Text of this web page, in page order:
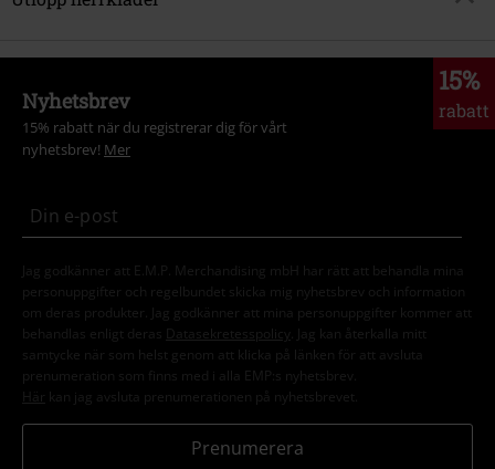
15%
rabatt
Nyhetsbrev
15% rabatt när du registrerar dig för vårt
nyhetsbrev! Mer
Jag godkänner att E.M.P. Merchandising mbH har rätt att behandla mina
personuppgifter och regelbundet skicka mig nyhetsbrev och information
om deras produkter. Jag godkänner att mina personuppgifter kommer att
behandlas enligt deras
Datasekretesspolicy
. Jag kan återkalla mitt
samtycke när som helst genom att klicka på länken för att avsluta
prenumeration som finns med i alla EMP:s nyhetsbrev.
Här kan jag avsluta prenumerationen på nyhetsbrevet.
Prenumerera